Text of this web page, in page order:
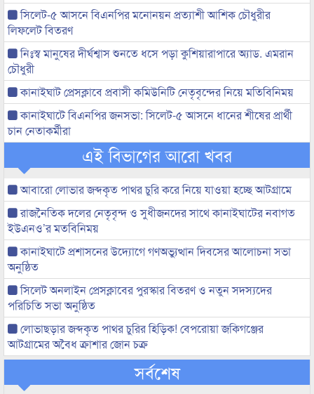
সিলেট-৫ আসনে বিএনপির মনোনয়ন প্রত্যাশী আশিক চৌধুরীর
লিফলেট বিতরণ
নিঃস্ব মানুষের দীর্ঘশ্বাস শুনতে ধসে পড়া কুশিয়ারাপারে অ্যাড. এমরান
চৌধুরী
কানাইঘাট প্রেসক্লাবে প্রবাসী কমিউনিটি নেতৃবৃন্দের নিয়ে মতিবিনিময়
কানাইঘাটে বিএনপির জনসভা: সিলেট-৫ আসনে ধানের শীষের প্রার্থী
চান নেতাকর্মীরা
এই বিভাগের আরো খবর
আবারো লোভার জব্দকৃত পাথর চুরি করে নিয়ে যাওয়া হচ্ছে আটগ্রামে
রাজনৈতিক দলের নেতৃবৃন্দ ও সুধীজনদের সাথে কানাইঘাটের নবাগত
ইউএনও’র মতবিনিময়
কানাইঘাটে প্রশাসনের উদ্যোগে গণঅভ্যুত্থান দিবসের আলোচনা সভা
অনুষ্ঠিত
সিলেট অনলাইন প্রেসক্লাবের পুরস্কার বিতরণ ও নতুন সদস্যদের
পরিচিতি সভা অনুষ্ঠিত
লোভাছড়ার জব্দকৃত পাথর চুরির হিড়িক! বেপরোয়া জকিগঞ্জের
আটগ্রামের অবৈধ ক্রাশার জোন চক্র
সর্বশেষ